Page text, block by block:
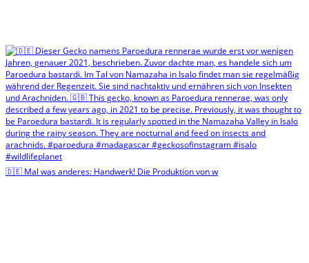
🇩🇪 Mal was anderes: Handwerk! Die Produktion von w